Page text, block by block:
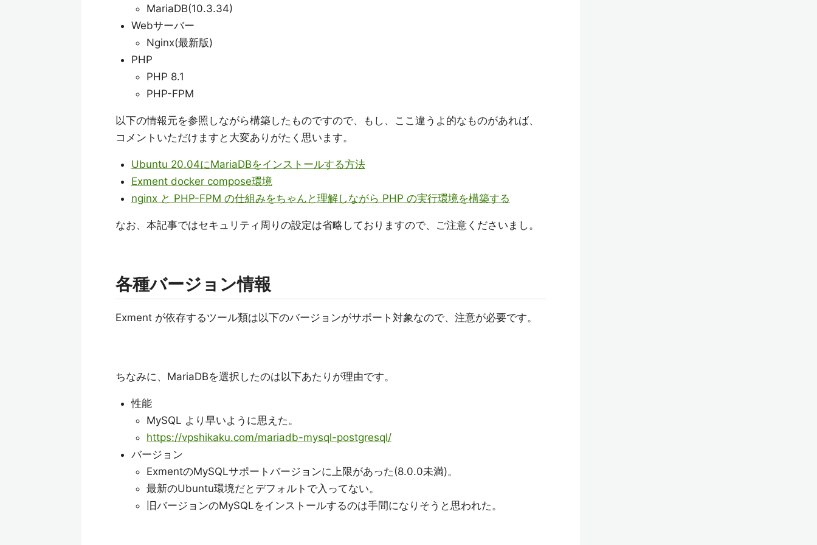
MariaDB(10.3.34)
Webサーバー
Nginx(最新版)
PHP
PHP 8.1
PHP-FPM
以下の情報元を参照しながら構築したものですので、もし、ここ違うよ的なものがあれば、
コメントいただけますと大変ありがたく思います。
Ubuntu 20.04にMariaDBをインストールする方法
Exment docker compose環境
nginx と PHP-FPM の仕組みをちゃんと理解しながら PHP の実行環境を構築する
なお、本記事ではセキュリティ周りの設定は省略しておりますので、ご注意くださいまし。
各種バージョン情報
Exment が依存するツール類は以下のバージョンがサポート対象なので、注意が必要です。
ちなみに、MariaDBを選択したのは以下あたりが理由です。
性能
MySQL より早いように思えた。
https://vpshikaku.com/mariadb-mysql-postgresql/
バージョン
ExmentのMySQLサポートバージョンに上限があった(8.0.0未満)。
最新のUbuntu環境だとデフォルトで入ってない。
旧バージョンのMySQLをインストールするのは手間になりそうと思われた。